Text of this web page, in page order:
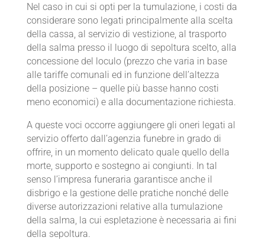
Nel caso in cui si opti per la tumulazione, i costi da
considerare sono legati principalmente alla scelta
della cassa, al servizio di vestizione, al trasporto
della salma presso il luogo di sepoltura scelto, alla
concessione del loculo (prezzo che varia in base
alle tariffe comunali ed in funzione dell’altezza
della posizione – quelle più basse hanno costi
meno economici) e alla documentazione richiesta.
A queste voci occorre aggiungere gli oneri legati al
servizio offerto dall’agenzia funebre in grado di
offrire, in un momento delicato quale quello della
morte, supporto e sostegno ai congiunti. In tal
senso l’impresa funeraria garantisce anche il
disbrigo e la gestione delle pratiche nonché delle
diverse autorizzazioni relative alla tumulazione
della salma, la cui espletazione è necessaria ai fini
della sepoltura.